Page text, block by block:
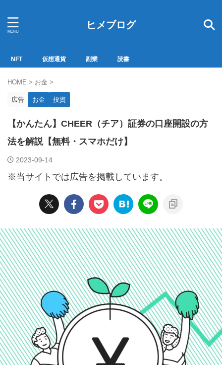
ヒメブログ
NFT 仮想通貨 副業 読書
HOME > お金 >
広告 お金 投資
【かんたん】CHEER（チア）証券の口座開設の方
法を解説【無料・スマホだけ】
2023-09-14
※当サイトでは広告を掲載しています。